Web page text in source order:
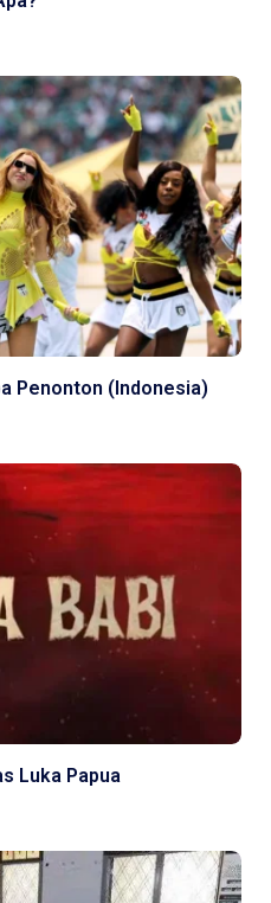
Penonton (Indonesia)
Luka Papua